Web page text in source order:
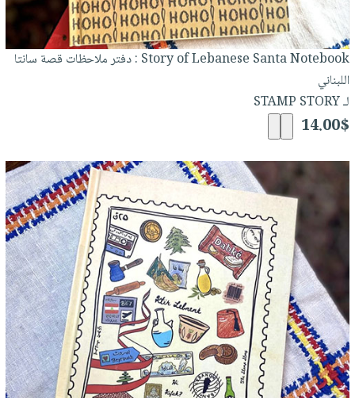
Story of Lebanese Santa Notebook : دفتر ملاحظات قصة سانتا
اللبناني
لـ STAMP STORY
14.00$